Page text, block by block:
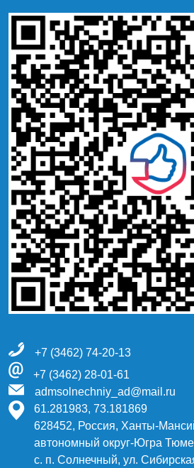
+7 (3462) 74-20-13
+7 (3462) 28-01-61
admsolnechniy_ad@mail.ru
61.281983, 73.181869
628452, Россия, Ханты-
автономный округ-Югра
с. п. Солнечный, ул.